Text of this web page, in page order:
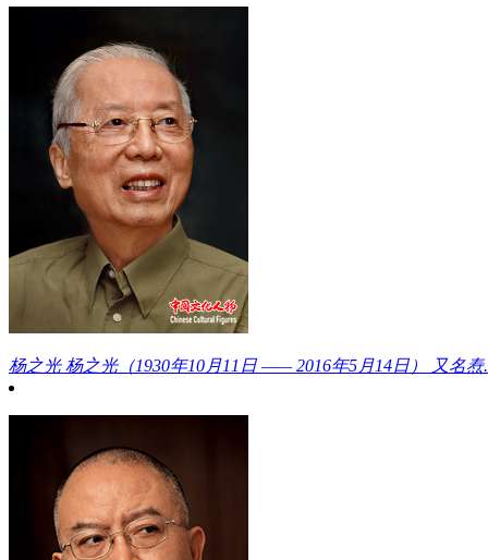
杨之光 杨之光（1930年10月11日 —— 2016年5月14日） 又名焘